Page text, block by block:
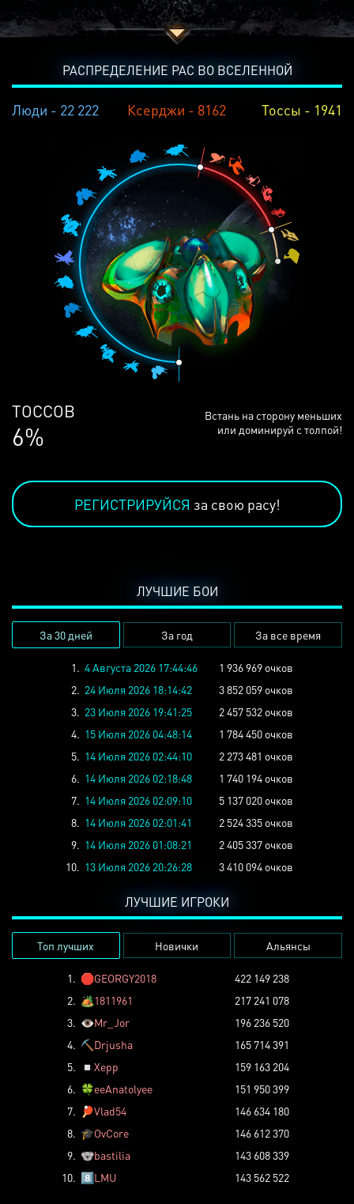
РАСПРЕДЕЛЕНИЕ РАС ВО ВСЕЛЕННОЙ
Люди - 22 222 Ксерджи - 8162 Тоссы - 1941
ЛЮДЕЙ
68%
Встань на сторону меньших
или доминируй с толпой!
РЕГИСТРИРУЙСЯ за свою расу!
ЛУЧШИЕ БОИ
За 30 дней За год За все время
1. 4 Августа 2026 17:44:46
1 936 969 очков
2. 24 Июля 2026 18:14:42
3 852 059 очков
3. 23 Июля 2026 19:41:25
2 457 532 очков
4. 15 Июля 2026 04:48:14
1 784 450 очков
5. 14 Июля 2026 02:44:10
2 273 481 очков
6. 14 Июля 2026 02:18:48
1 740 194 очков
7. 14 Июля 2026 02:09:10
5 137 020 очков
8. 14 Июля 2026 02:01:41
2 524 335 очков
9. 14 Июля 2026 01:08:21
2 405 337 очков
10. 13 Июля 2026 20:26:28 3 410 094 очков
ЛУЧШИЕ ИГРОКИ
Топ лучших Новички Альянсы
1. 🛑GEORGY2018
422 149 238
2. 🏕️1811961
217 241 078
3. 👁️Mr_Jor
196 236 520
4. ⛏️ Drjusha
165 714 391
5.
◽ Xepp
159 163 204
6. 🍀eeAnatolyee
151 950 399
7.
🏓Vlad54
146 634 180
8. 🎓OvCore
146 612 370
9. 🐨bastilia
143 608 339
10. 8️⃣LMU 143 562 522